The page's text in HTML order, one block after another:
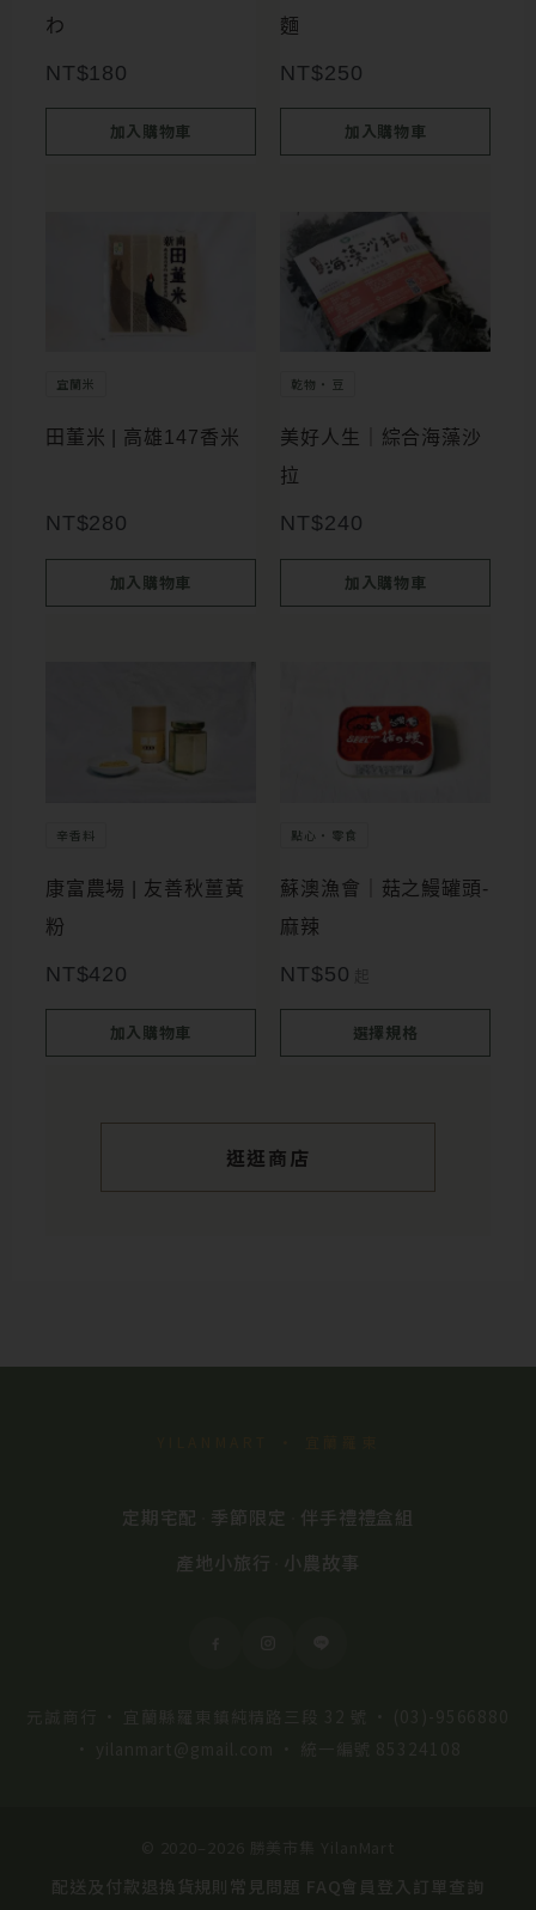
わ
NT$180
加入購物車
麵
NT$250
加入購物車
宜蘭米
田董米 | 高雄147香米
NT$280
加入購物車
乾物・豆
美好人生｜綜合海藻沙
拉
NT$240
加入購物車
辛香料
康富農場 | 友善秋薑黃
粉
NT$420
加入購物車
點心・零食
蘇澳漁會｜菇之鰻罐頭-
麻辣
NT$50
選擇規格
多
可
產
逛逛商店
定期宅配 季節限定
伴手禮禮盒組
產地小旅行
小農故事